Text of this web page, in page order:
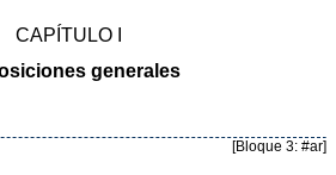
CAPÍTULO I
generales
[Bloque 3: #ar]